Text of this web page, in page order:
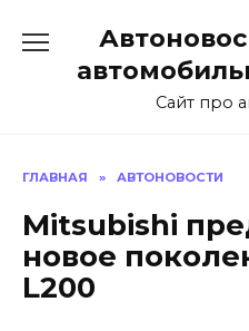
содержанию
Сайт про
ГЛАВНАЯ » АВТОНОВОСТИ
Mitsubishi
новое
L200